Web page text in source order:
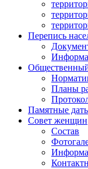
Перепись
Планы
Памятные
Совет женщин
Состав